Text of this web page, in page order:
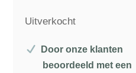
Uitverkocht
Door onze klanten
beoordeeld met een